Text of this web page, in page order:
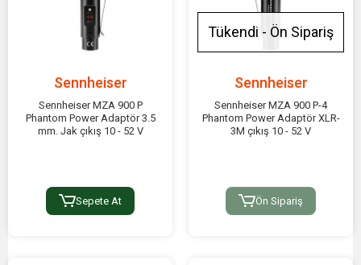
Sennheiser
Sennheiser MZA 900 P
Phantom Power Adaptör 3.5
mm. Jak çıkış 10 - 52 V
Sepete At
Tükendi - Ön Sipariş
Sennheiser
Sennheiser MZA 900 P-4
Phantom Power Adaptör XLR-
3M çıkış 10 - 52 V
Ön Sipariş